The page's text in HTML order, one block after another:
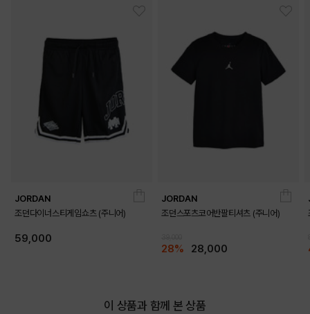
JORDAN
조던다이너스티게임쇼츠 (주니어)
59,000
JORDAN
조던스포츠코어반팔티셔츠 (주니어)
28% 28,000
이 상품과 함께 본 상품